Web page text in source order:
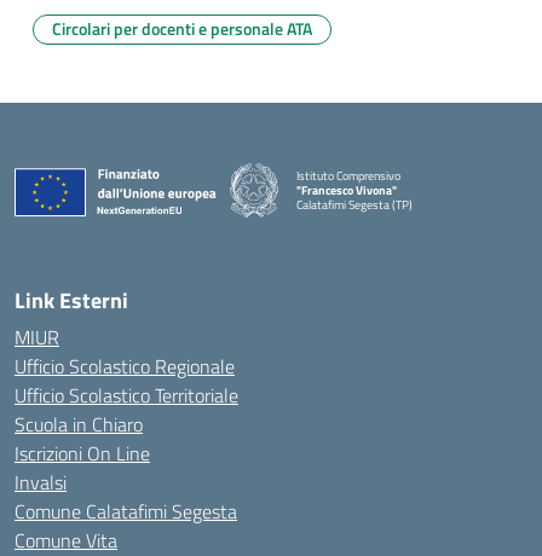
Circolari per docenti e personale ATA
Istituto Comprensivo
"Francesco Vivona"
Calatafimi Segesta (TP)
— Visita la pagina iniziale della scuola
Link Esterni
MIUR
Ufficio Scolastico Regionale
Ufficio Scolastico Territoriale
Scuola in Chiaro
Iscrizioni On Line
Invalsi
Comune Calatafimi Segesta
Comune Vita